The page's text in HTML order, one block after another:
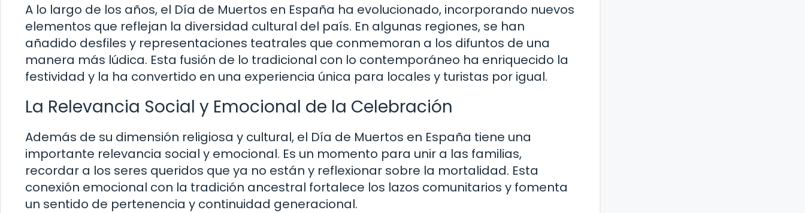
A lo largo de los años, el Día de Muertos en España ha evolucionado, incorporando nuevos
elementos que reflejan la diversidad cultural del país. En algunas regiones, se han
añadido desfiles y representaciones teatrales que conmemoran a los difuntos de una
manera más lúdica. Esta fusión de lo tradicional con lo contemporáneo ha enriquecido la
festividad y la ha convertido en una experiencia única para locales y turistas por igual.
La Relevancia Social y Emocional de la Celebración
Además de su dimensión religiosa y cultural, el Día de Muertos en España tiene una
importante relevancia social y emocional. Es un momento para unir a las familias,
recordar a los seres queridos que ya no están y reflexionar sobre la mortalidad. Esta
conexión emocional con la tradición ancestral fortalece los lazos comunitarios y fomenta
un sentido de pertenencia y continuidad generacional.